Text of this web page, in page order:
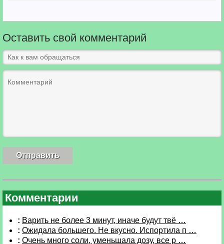
Оставить свой комментарий
Комментарии
: Варить не более 3 минут, иначе будут твё …
: Ожидала большего. Не вкусно. Испортила п …
: Очень много соли, уменьшала дозу, все р …